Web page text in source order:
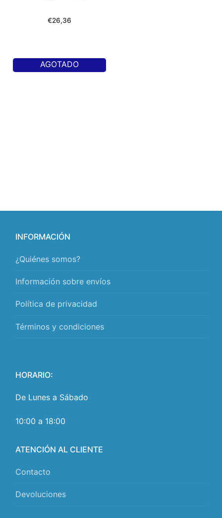
€26,36
AGOTADO
INFORMACIÓN
¿Quiénes somos?
Información sobre envíos
Política de privacidad
Términos y condiciones
HORARIO:
De Lunes a Sábado
10:00 a 18:00
ATENCIÓN AL CLIENTE
Contacto
Devoluciones